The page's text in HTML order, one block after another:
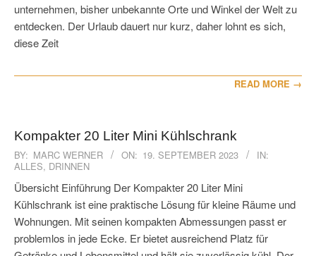
unternehmen, bisher unbekannte Orte und Winkel der Welt zu
entdecken. Der Urlaub dauert nur kurz, daher lohnt es sich,
diese Zeit
READ MORE →
Kompakter 20 Liter Mini Kühlschrank
2023-
09-
19
BY: MARC WERNER ON: 19. SEPTEMBER 2023
IN:
ALLES, DRINNEN
Übersicht Einführung Der Kompakter 20 Liter Mini
Kühlschrank ist eine praktische Lösung für kleine Räume und
Wohnungen. Mit seinen kompakten Abmessungen passt er
problemlos in jede Ecke. Er bietet ausreichend Platz für